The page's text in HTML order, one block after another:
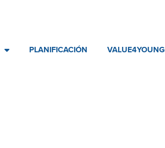
PLANIFICACIÓN VALUE4YOUNG